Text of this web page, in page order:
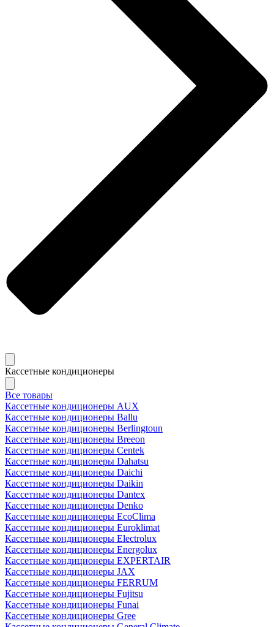
Кассетные кондиционеры
Все товары
Кассетные кондиционеры AUX
Кассетные кондиционеры Ballu
Кассетные кондиционеры Berlingtoun
Кассетные кондиционеры Breeon
Кассетные кондиционеры Centek
Кассетные кондиционеры Dahatsu
Кассетные кондиционеры Daichi
Кассетные кондиционеры Daikin
Кассетные кондиционеры Dantex
Кассетные кондиционеры Denko
Кассетные кондиционеры EcoClima
Кассетные кондиционеры Euroklimat
Кассетные кондиционеры Electrolux
Кассетные кондиционеры Energolux
Кассетные кондиционеры EXPERTAIR
Кассетные кондиционеры JAX
Кассетные кондиционеры FERRUM
Кассетные кондиционеры Fujitsu
Кассетные кондиционеры Funai
Кассетные кондиционеры Gree